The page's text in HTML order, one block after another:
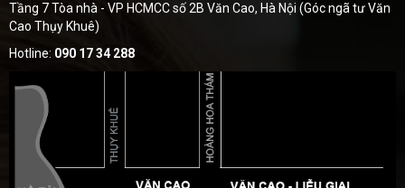
Tầng 7 Tòa nhà - VP HCMCC số 2B Văn Cao, Hà Nội (Góc ngã tư Văn
Cao Thụy Khuê)
Hotline: 090 17 34 288